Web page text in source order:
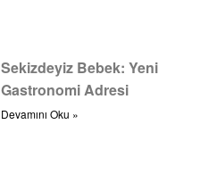
Sekizdeyiz Bebek: Yeni
Gastronomi Adresi
Devamını Oku »